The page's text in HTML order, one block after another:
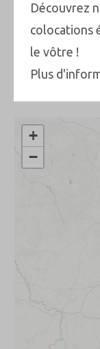
+
−
Découvrez
colocations
le vôtre !
Plus